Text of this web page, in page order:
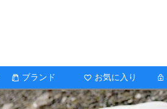
ブランド お気に入り